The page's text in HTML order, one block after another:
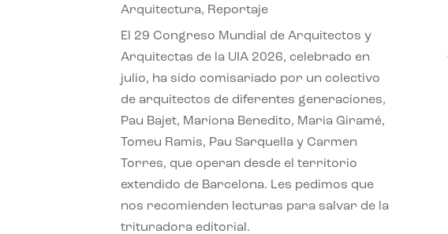
Arquitectura, Reportaje
El 29 Congreso Mundial de Arquitectos y
Arquitectas de la UIA 2026, celebrado en
julio, ha sido comisariado por un colectivo
de arquitectos de diferentes generaciones,
Pau Bajet, Mariona Benedito, Maria Giramé,
Tomeu Ramis, Pau Sarquella y Carmen
Torres, que operan desde el territorio
extendido de Barcelona. Les pedimos que
nos recomienden lecturas para salvar de la
trituradora editorial.